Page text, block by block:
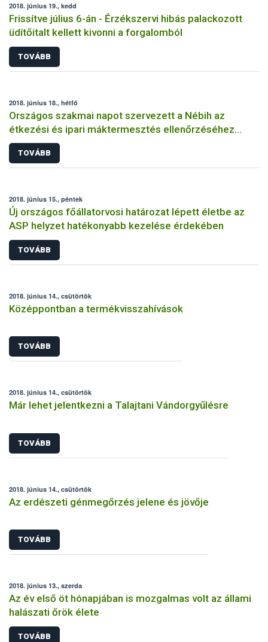
2018. június 19., kedd
Frissítve július 6-án - Érzékszervi hibás palackozott
üdítőitalt kellett kivonni a forgalomból
TOVÁBB
2018. június 18., hétfő
Országos szakmai napot szervezett a Nébih az
étkezési és ipari máktermesztés ellenőrzéséhez
kapcsolódóan
TOVÁBB
2018. június 15., péntek
Új országos főállatorvosi határozat lépett életbe az
ASP helyzet hatékonyabb kezelése érdekében
TOVÁBB
2018. június 14., csütörtök
Középpontban a termékvisszahívások
TOVÁBB
2018. június 14., csütörtök
Már lehet jelentkezni a Talajtani Vándorgyűlésre
TOVÁBB
2018. június 14., csütörtök
Az erdészeti génmegőrzés jelene és jövője
TOVÁBB
2018. június 13., szerda
Az év első öt hónapjában is mozgalmas volt az állami
halászati őrök élete
TOVÁBB